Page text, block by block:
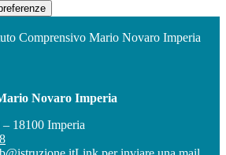
Comprensivo Mario Novaro Imperia
Novaro Imperia
18100 Imperia